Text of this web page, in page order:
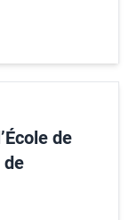
de
de